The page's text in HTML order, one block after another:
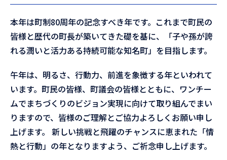
本年は町制80周年の記念すべき年です。これまで町民の
皆様と歴代の町長が築いてきた礎を基に、「子や孫が誇
れる潤いと活力ある持続可能な知名町」を目指します。
午年は、明るさ、行動力、前進を象徴する年といわれて
います。町民の皆様、町議会の皆様とともに、ワンチー
ムでまちづくりのビジョン実現に向けて取り組んでまい
りますので、皆様のご理解とご協力よろしくお願い申し
上げます。 新しい挑戦と飛躍のチャンスに恵まれた「情
熱と行動」の年となりますよう、ご祈念申し上げます。